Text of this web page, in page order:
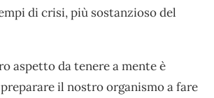
di crisi, più sostanzioso del
aspetto da tenere a mente è
il nostro organismo a fare